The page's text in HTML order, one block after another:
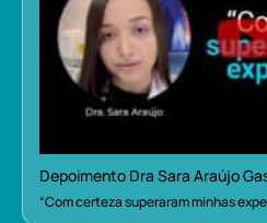
Depoimento Dra Sara Araújo
“Com certeza superaram minhas